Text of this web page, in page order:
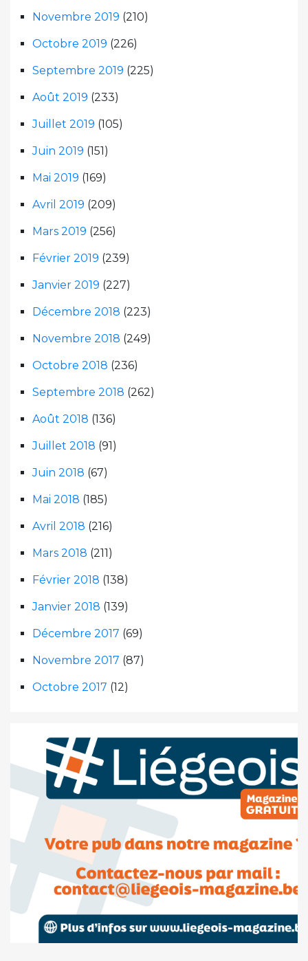
Novembre 2019 (210)
Octobre 2019 (226)
Septembre 2019 (225)
Août 2019 (233)
Juillet 2019 (105)
Juin 2019 (151)
Mai 2019 (169)
Avril 2019 (209)
Mars 2019 (256)
Février 2019 (239)
Janvier 2019 (227)
Décembre 2018 (223)
Novembre 2018 (249)
Octobre 2018 (236)
Septembre 2018 (262)
Août 2018 (136)
Juillet 2018 (91)
Juin 2018 (67)
Mai 2018 (185)
Avril 2018 (216)
Mars 2018 (211)
Février 2018 (138)
Janvier 2018 (139)
Décembre 2017 (69)
Novembre 2017 (87)
Octobre 2017 (12)